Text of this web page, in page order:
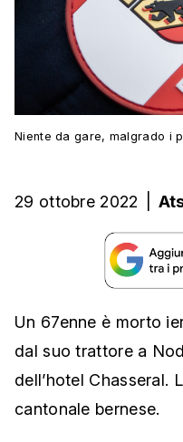
Niente da gare, malgrado i
29 ottobre 2022
Un 67enne è morto
dal suo trattore a
dell’hotel Chasseral.
cantonale bernese.